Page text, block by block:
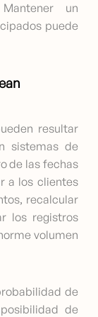
un
puede
resultar
sistemas de
de las fechas
a los clientes
recalcular
los registros
volumen
de
de